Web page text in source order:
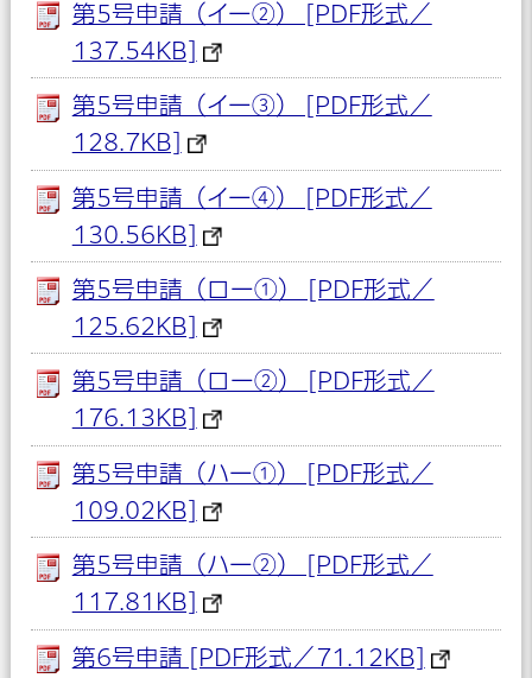
第5号申請（イー②） [PDF形式／
137.54KB]
第5号申請（イー③） [PDF形式／
128.7KB]
第5号申請（イー④） [PDF形式／
130.56KB]
第5号申請（ロー①） [PDF形式／
125.62KB]
第5号申請（ロー②） [PDF形式／
176.13KB]
第5号申請（ハー①） [PDF形式／
109.02KB]
第5号申請（ハー②） [PDF形式／
117.81KB]
第6号申請 [PDF形式／71.12KB]